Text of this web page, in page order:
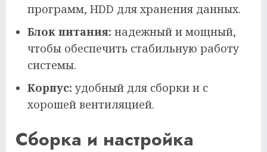
программ, HDD для хранения данных.
Блок питания: надежный и мощный,
чтобы обеспечить стабильную работу
системы.
Корпус: удобный для сборки и с
хорошей вентиляцией.
Сборка и настройка